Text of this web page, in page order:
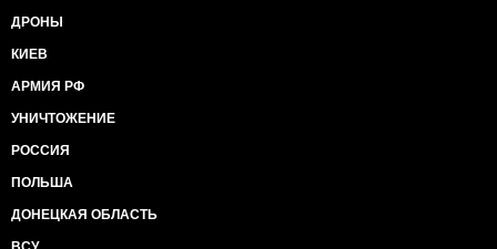
ДРОНЫ
КИЕВ
АРМИЯ РФ
УНИЧТОЖЕНИЕ
РОССИЯ
ПОЛЬША
ДОНЕЦКАЯ ОБЛАСТЬ